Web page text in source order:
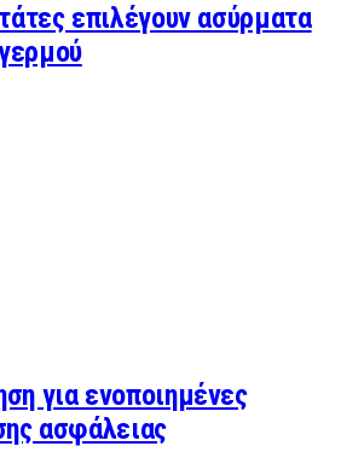
επιλέγουν ασύρματα
για ενοποιημένες
ασφάλειας